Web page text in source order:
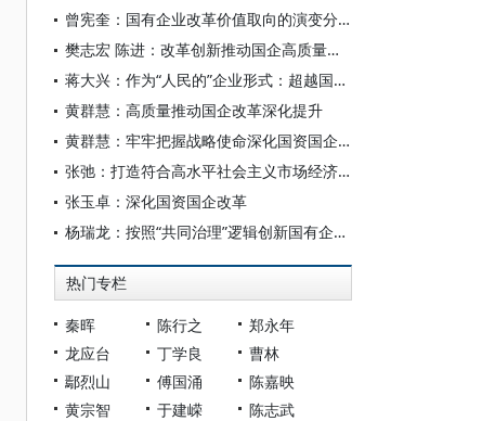
曾宪奎：国有企业改革价值取向的演变分析——兼论“两个毫不动摇”之间的关系
樊志宏 陈进：改革创新推动国企高质量发展
蒋大兴：作为“人民的”企业形式：超越国企改革的“私法道路”？
黄群慧：高质量推动国企改革深化提升
黄群慧：牢牢把握战略使命深化国资国企分类改革
张弛：打造符合高水平社会主义市场经济体制要求的现代新国企
张玉卓：深化国资国企改革
杨瑞龙：按照“共同治理”逻辑创新国有企业的治理结构
热门专栏
秦晖 陈行之
郑永年
龙应台
丁学良
曹林
鄢烈山
傅国涌
陈嘉映
黄宗智
于建嵘
陈志武